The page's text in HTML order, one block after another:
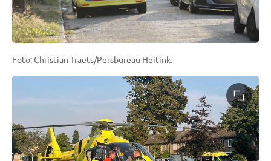
Foto: Christian Traets/Persbureau Heitink.